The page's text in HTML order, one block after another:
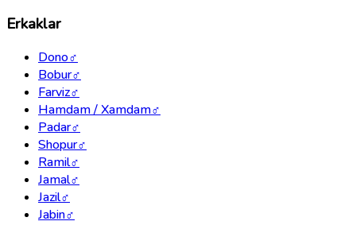
Erkaklar
Dono♂
Bobur♂
Farviz♂
Hamdam / Xamdam♂
Padar♂
Shopur♂
Ramil♂
Jamal♂
Jazil♂
Jabin♂